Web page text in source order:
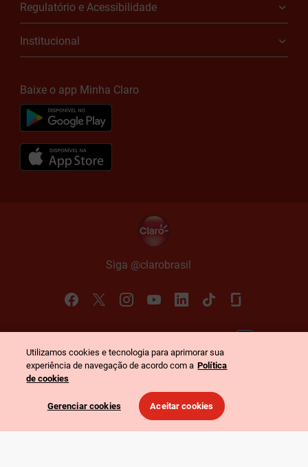
Regulatório e Acessibilidade
Institucional
Baixe o app Minha Claro
Siga @clarobrasil
©2026 Claro. Todos os direitos reservados
CNPJ: 40.432.544/0001-47-
Utilizamos cookies e tecnologia para aprimorar sua
experiência de navegação de acordo com a Política
de cookies
Gerenciar cookies Aceitar cookies